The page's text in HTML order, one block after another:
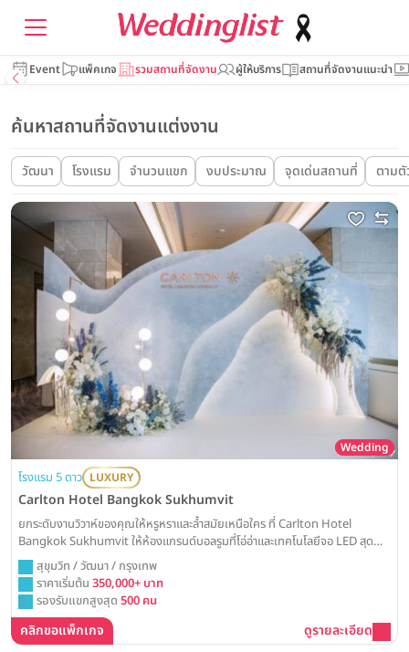
Event แพ็คเกจ รวมสถานที่จัดงาน ผู้ให้บริการ สถานที่จัดงานแนะนำ
ค้นหาสถานที่จัดงานแต่งงาน
วัฒนา โรงแรม จำนวนแขก งบประมาณ จุดเด่นสถานที่ ตาม
Wedding
โรงแรม 5 ดาว LUXURY
Carlton Hotel Bangkok Sukhumvit
ยกระดับงานวิวาห์ของคุณให้หรูหราและล้ำสมัยเหนือใคร ที่ Carlton Hotel
Bangkok Sukhumvit ให้ห้องแกรนด์บอลรูมที่โอ่อ่าและเทคโนโลยีจอ LED สุด
อลังการ เป็นส่วนหนึ่งในการสร้างสรรค์โมเมนต์ที่น่าตื่นตาตื่นใจและน่าจดจำที่สุดใน
ชีวิตคุณ
สุขุมวิท / วัฒนา / กรุงเทพ
ราคาเริ่มต้น 350,000+ บาท
รองรับแขกสูงสุด 500 คน
คลิกขอแพ็กเกจ ดูรายละเอียด